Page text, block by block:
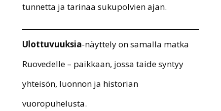
tunnetta ja tarinaa sukupolvien ajan.
Ulottuvuuksia-näyttely on samalla matka
Ruovedelle – paikkaan, jossa taide syntyy
yhteisön, luonnon ja historian
vuoropuhelusta.